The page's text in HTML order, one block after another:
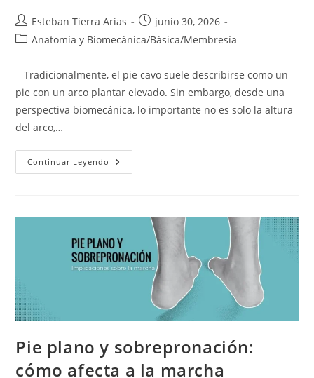
Autor
de
Esteban Tierra Arias
Publicación
de
junio 30, 2026
Categoría
Anatomía y Biomecánica/Básica/Membresía
Tradicionalmente, el pie cavo suele describirse como un
pie con un arco plantar elevado. Sin embargo, desde una
perspectiva biomecánica, lo importante no es solo la altura
del arco,…
Continuar Leyendo Pie
Cavo
En
Pisada
Y
El
Movimiento
Pie plano y sobrepronación:
cómo afecta a la marcha